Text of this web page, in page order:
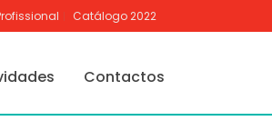
Catálogo 2022
Contactos